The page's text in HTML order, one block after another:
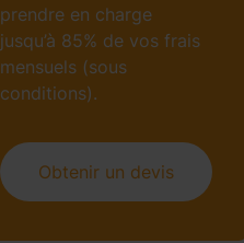
prendre en charge
jusqu’à 85% de vos frais
mensuels (sous
conditions).
Obtenir un devis